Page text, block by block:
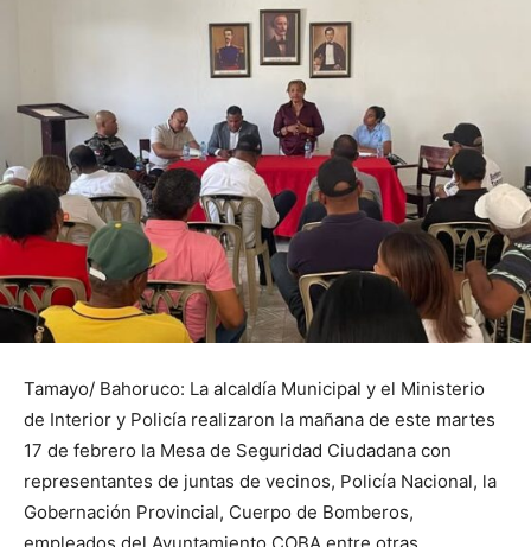
Tamayo/ Bahoruco: La alcaldía Municipal y el Ministerio
de Interior y Policía realizaron la mañana de este martes
17 de febrero la Mesa de Seguridad Ciudadana con
representantes de juntas de vecinos, Policía Nacional, la
Gobernación Provincial, Cuerpo de Bomberos,
empleados del Ayuntamiento COBA entre otras